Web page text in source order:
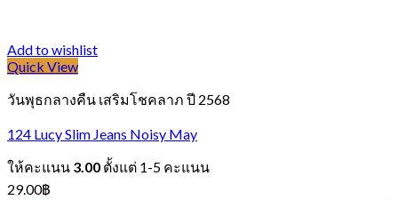
Add to wishlist
Quick View
วันพุธกลางคืน เสริมโชคลาภ ปี 2568
124 Lucy Slim Jeans Noisy May
ให้คะแนน 3.00 ตั้งแต่ 1-5 คะแนน
29.00฿